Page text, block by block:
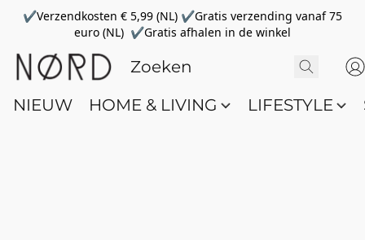
✔Verzendkosten € 5,99 (NL) ✔Gratis verzending vanaf 75
euro (NL) ✔Gratis afhalen in de winkel
NIEUW HOME & LIVING LIFESTYLE